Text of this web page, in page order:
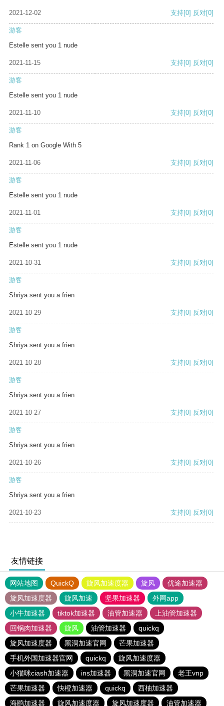
2021-12-02 支持[0] 反对[0]
游客
Estelle sent you 1 nude
2021-11-15 支持[0] 反对[0]
游客
Estelle sent you 1 nude
2021-11-10 支持[0] 反对[0]
游客
Rank 1 on Google With 5
2021-11-06 支持[0] 反对[0]
游客
Estelle sent you 1 nude
2021-11-01 支持[0] 反对[0]
游客
Estelle sent you 1 nude
2021-10-31 支持[0] 反对[0]
游客
Shriya sent you a frien
2021-10-29 支持[0] 反对[0]
游客
Shriya sent you a frien
2021-10-28 支持[0] 反对[0]
游客
Shriya sent you a frien
2021-10-27 支持[0] 反对[0]
游客
Shriya sent you a frien
2021-10-26 支持[0] 反对[0]
游客
Shriya sent you a frien
2021-10-23 支持[0] 反对[0]
友情链接
网站地图 QuickQ 旋风加速度器 旋风
优途加速器
旋风加速度器
旋风加速 坚果加速器
外网app
小牛加速器
tiktok加速器 油管加速器
上油管加速器
回锅肉加速器
旋风 油管加速器
quickq
旋风加速度器
黑洞加速官网
芒果加速器
手机外国加速器官网
quickq
旋风加速度器
小猫咪ciash加速器
ins加速器 黑洞加速官网
老王vnp
芒果加速器
快橙加速器 quickq
西柚加速器
海鸥加速器
旋风加速度器 旋风加速度器 油管加速器